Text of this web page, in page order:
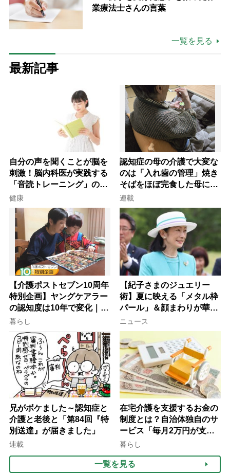
業療法士さんの言葉
一覧を見る
最新記事
自分の声を聞くことが脳を
刺激！脳内科医が実践する
「音読トレーニング」の極
意
健康
認知症の母の介護で大変な
のは「入れ歯の管理」焼き
そばをほぼ完食した母に息
子が血の気が引いた理由
連載
【介護ポストセブン10周年
特別企画】ヤングケアラー
の認知度は10年で変化｜流
行語大賞にノミネート、法
律にも明記されたが果たし
て現在は？
暮らし
【紀子さまのジュエリー
術】夏に映える「メタル枠
パール」＆顔まわりが華や
ぐ「揺れる一粒」の使い分
け方
ニュース
兄がボケました～認知症と
介護と老後と「第84回『特
別送達』が届きました」
連載
在宅介護を支援するお金の
制度とは？自治体独自のサ
ービス「毎月2万円が支給
される」ケースも【FP解
暮らし
一覧を見る